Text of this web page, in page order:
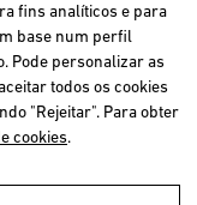
fins analíticos e para
base num perfil
Pode personalizar as
todos os cookies
"Rejeitar". Para obter
cookies.